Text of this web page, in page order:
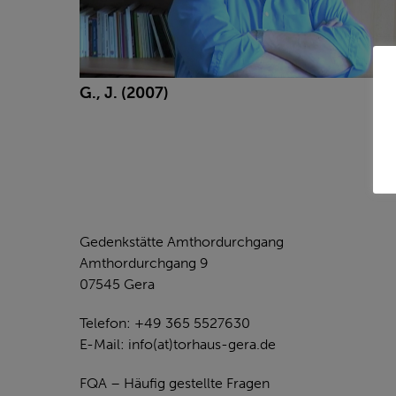
G., J. (2007)
Gedenkstätte Amthordurchgang
Amthordurchgang 9
07545 Gera
Telefon: +49 365 5527630
E-Mail: info(at)torhaus-gera.de
FQA – Häufig gestellte Fragen